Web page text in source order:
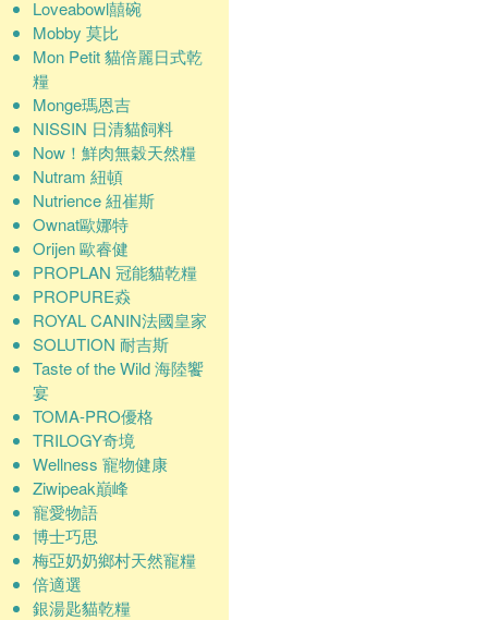
Loveabowl囍碗
Mobby 莫比
Mon Petit 貓倍麗日式乾
糧
Monge瑪恩吉
NISSIN 日清貓飼料
Now！鮮肉無穀天然糧
Nutram 紐頓
Nutrience 紐崔斯
Ownat歐娜特
Orijen 歐睿健
PROPLAN 冠能貓乾糧
PROPURE猋
ROYAL CANIN法國皇家
SOLUTION 耐吉斯
Taste of the Wild 海陸饗
宴
TOMA-PRO優格
TRILOGY奇境
Wellness 寵物健康
Ziwipeak巔峰
寵愛物語
博士巧思
梅亞奶奶鄉村天然寵糧
倍適選
銀湯匙貓乾糧